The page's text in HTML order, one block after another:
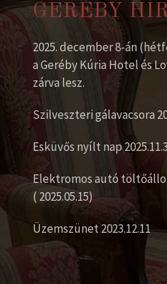
GERÉBY
2025. december 8-án
a Geréby Kúria Hotel és
zárva lesz.
Szilveszteri gálavacsora
Esküvős nyílt nap
Elektromos autó
( 2025.05.15)
Üzemszünet 2023.12.11